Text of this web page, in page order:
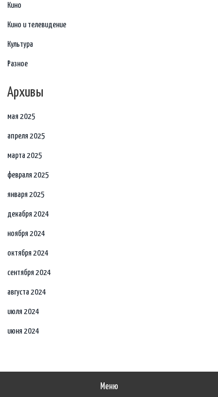
Кино
Кино и телевидение
Культура
Разное
Архивы
мая 2025
апреля 2025
марта 2025
февраля 2025
января 2025
декабря 2024
ноября 2024
октября 2024
сентября 2024
августа 2024
июля 2024
июня 2024
Меню